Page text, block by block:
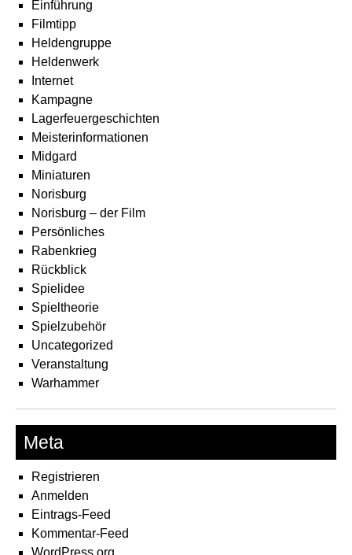
Einführung
Filmtipp
Heldengruppe
Heldenwerk
Internet
Kampagne
Lagerfeuergeschichten
Meisterinformationen
Midgard
Miniaturen
Norisburg
Norisburg – der Film
Persönliches
Rabenkrieg
Rückblick
Spielidee
Spieltheorie
Spielzubehör
Uncategorized
Veranstaltung
Warhammer
Meta
Registrieren
Anmelden
Eintrags-Feed
Kommentar-Feed
WordPress.org